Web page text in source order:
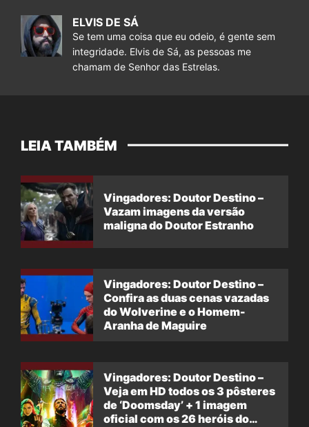
ELVIS DE SÁ
Se tem uma coisa que eu odeio, é gente sem
integridade. Elvis de Sá, as pessoas me
chamam de Senhor das Estrelas.
LEIA TAMBÉM
Vingadores: Doutor Destino –
Vazam imagens da versão
maligna do Doutor Estranho
Vingadores: Doutor Destino –
Confira as duas cenas vazadas
do Wolverine e o Homem-
Aranha de Maguire
Vingadores: Doutor Destino –
Veja em HD todos os 3 pôsteres
de ‘Doomsday’ + 1 imagem
oficial com os 26 heróis do